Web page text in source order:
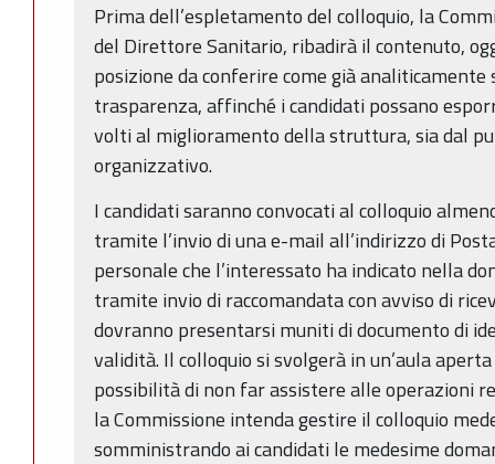
Prima dell’espletamento del colloquio, la
del Direttore Sanitario, ribadirà il contenuto,
posizione da conferire come già
trasparenza, affinché i candidati possano
volti al miglioramento della struttura, sia dal
organizzativo.
I candidati saranno convocati al colloquio
tramite l’invio di una e-mail all’indirizzo di
personale che l’interessato ha indicato nella
tramite invio di raccomandata con avviso di
dovranno presentarsi muniti di documento di
validità. Il colloquio si svolgerà in un’aula
possibilità di non far assistere alle operazioni
la Commissione intenda gestire il colloquio
somministrando ai candidati le medesime